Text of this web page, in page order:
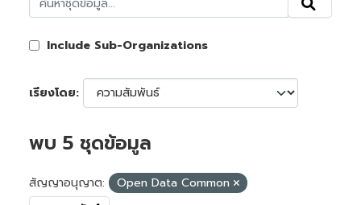
Include Sub-Organizations
เรียงโดย
พบ 5 ชุดข้อมูล
สัญญาอนุญาต: Open Data Common